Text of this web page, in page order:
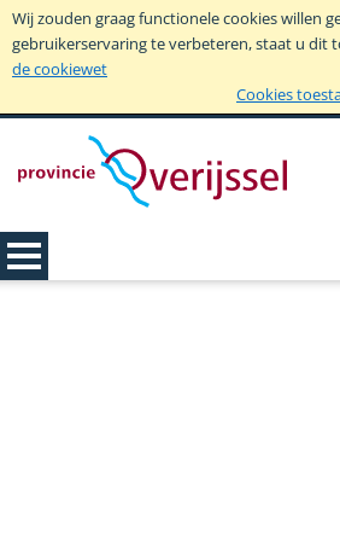
Wij zouden graag functionele cookies willen
gebruikerservaring te verbeteren, staat u dit
de cookiewet
Cookies